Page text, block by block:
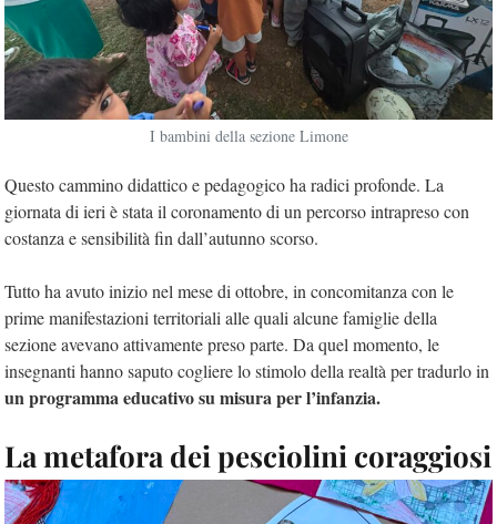
I bambini della sezione Limone
Questo cammino didattico e pedagogico ha radici profonde. La
giornata di ieri è stata il coronamento di un percorso intrapreso con
costanza e sensibilità fin dall’autunno scorso.
Tutto ha avuto inizio nel mese di ottobre, in concomitanza con le
prime manifestazioni territoriali alle quali alcune famiglie della
sezione avevano attivamente preso parte. Da quel momento, le
insegnanti hanno saputo cogliere lo stimolo della realtà per tradurlo in
un programma educativo su misura per l’infanzia.
La metafora dei pesciolini coraggiosi